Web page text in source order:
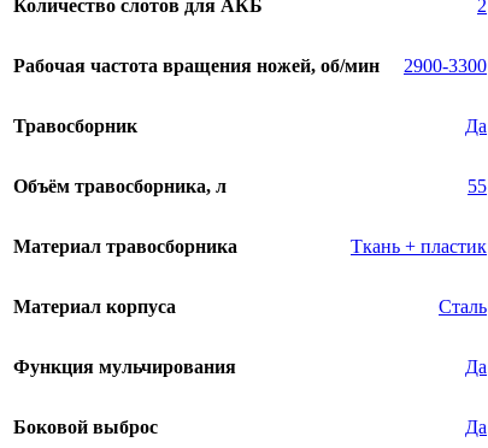
Количество слотов для АКБ 2
Рабочая частота вращения ножей, об/мин 2900-3300
Травосборник Да
Объём травосборника, л 55
Материал травосборника Ткань + пластик
Материал корпуса Сталь
Функция мульчирования Да
Боковой выброс Да